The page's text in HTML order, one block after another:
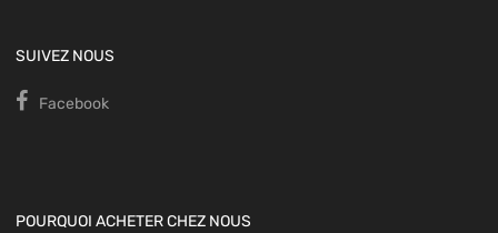
SUIVEZ NOUS
Facebook
POURQUOI ACHETER CHEZ NOUS